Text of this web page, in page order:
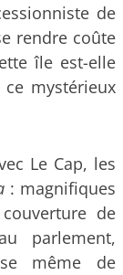
de
rendre coûte
île est-elle
mystérieux
Le Cap, les
: magnifiques
de
parlement,
même de